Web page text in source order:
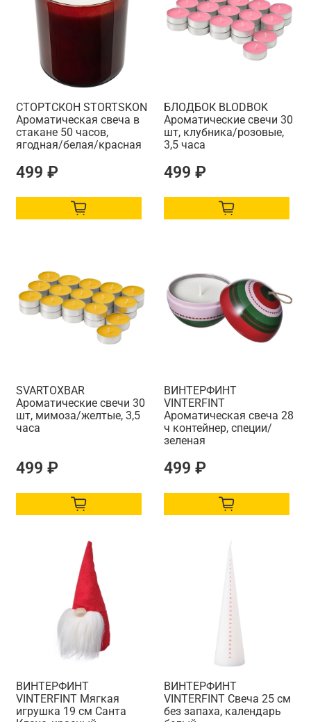
СТОРТСКОН STORTSKON
Ароматическая свеча в
стакане 50 часов,
ягодная/белая/красная
499 ₽
БЛОДБОК BLODBOK
Ароматические свечи 30
шт, клубника/розовые,
3,5 часа
499 ₽
SVARTOXBАR
Ароматические свечи 30
шт, мимоза/желтые, 3,5
часа
499 ₽
ВИНТЕРФИНТ
VINTERFINT
Ароматическая свеча 28
ч контейнер, специи/
зеленая
499 ₽
ВИНТЕРФИНТ
VINTERFINT Мягкая
игрушка 19 см Санта
ВИНТЕРФИНТ
VINTERFINT Свеча 25 см
без запаха, календарь